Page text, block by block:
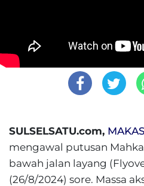
SULSELSATU.com,
mengawal putusan
bawah jalan layang
(26/8/2024) sore. Massa